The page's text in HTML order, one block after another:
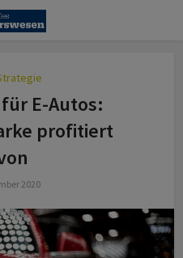
E-Autos:
profitiert
2020